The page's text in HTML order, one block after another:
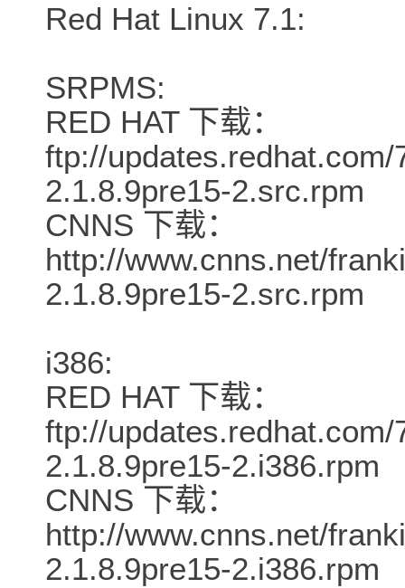
Red Hat Linux 7.1:
SRPMS:
RED HAT 下载：
ftp://
2.1.8.9pre15-2.src.rpm
CNNS 下载：
http://www.cnns.net/
2.1.8.9pre15-2.src.rpm
i386:
RED HAT 下载：
ftp://
2.1.8.9pre15-2.i386.rpm
CNNS 下载：
http://www.cnns.net/
2.1.8.9pre15-2.i386.rpm